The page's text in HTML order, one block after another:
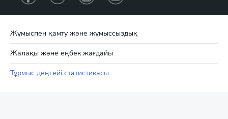
Жұмыспен қамту және жұмыссыздық
Жалақы және еңбек жағдайы
Тұрмыс деңгейі статистикасы